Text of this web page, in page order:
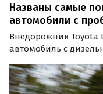
Названы самые
автомобили с
Внедорожник
автомобиль с
отчета сервиса